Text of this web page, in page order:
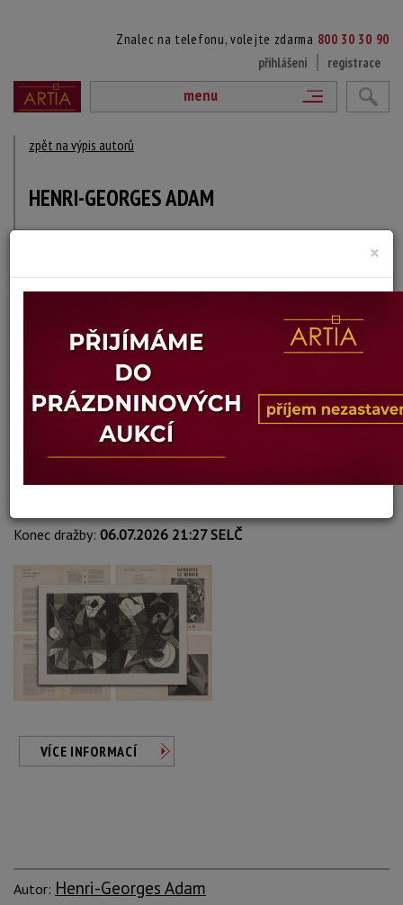
Znalec na telefonu, volejte zdarma 800 30 30 90
přihlášení
registrace
menu
zpět na výpis autorů
HENRI-GEORGES ADAM
1904 Paříž - 1967 Perros-Guirec, Francie
DÍLA V AUKCÍCH
Autor:Henri-Georges Adam
332. DERRIERE LE MIROIR NO. 24 - LUXUSNÍ EDICE
Dosažená cena:neprodáno
Konec dražby: 06.07.2026 21:27 SELČ
VÍCE INFORMACÍ
Autor: Henri-Georges Adam
×